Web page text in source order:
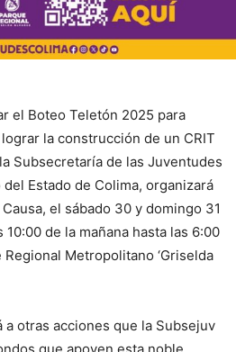
el Boteo Teletón 2025 para
la construcción de un CRIT
Subsecretaría de las Juventudes
Estado de Colima, organizará
el sábado 30 y domingo 31
de la mañana hasta las 6:00
Metropolitano ‘Griselda
a otras acciones que la Subsejuv